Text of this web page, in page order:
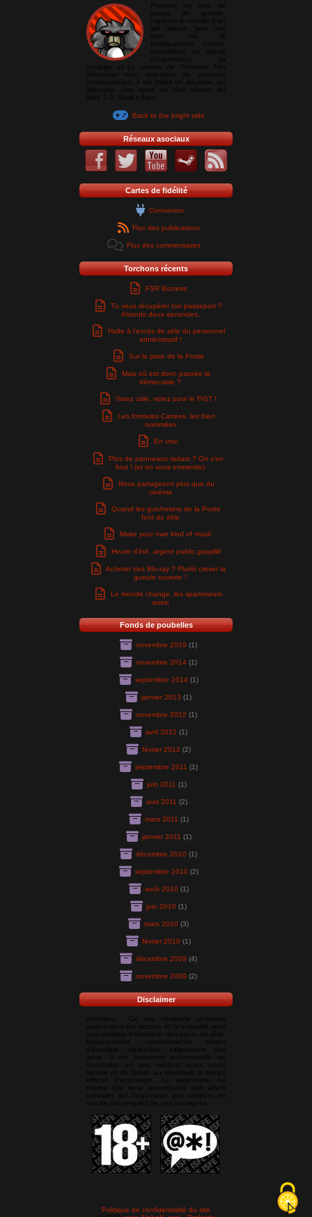
Pousser un max de
croix sur le
d'expression, ça
contestataires, il me fallait un exutoire, un
Back to the bright side
Réseaux asociaux
Cartes de fidélité
Connexion
Flux des publications
Flux des commentaires
Torchons récents
FSR Bizness
Tu veux récupérer ton passeport ?
Attends deux secondes.
Halte à l’excès de zèle du personnel
administratif !
Sur la piste de la Poste
Mais où est donc passée la
démocratie ?
Votez utile, votez pour le FIST !
Les formules Carrées, les bien
nommées
En vrac
Plus de panneaux radars ? On s’en
fout ! (et on vous emmerde)
Nous partageons plus que du
cinéma
Quand les guichetiers de la Poste
font du zèle
Make your own kind of music
Heure d’été, argent public gaspillé
Acheter des Blu-ray ? Plutôt crever la
gueule ouverte !
Le monde change, les spammeurs
aussi
Fonds de poubelles
novembre 2019 (1)
novembre 2014 (1)
septembre 2014(1)
janvier 2013 (1)
novembre 2012 (1)
avril 2012 (1)
février 2012 (2)
septembre 2011 (1)
juin 2011 (1)
avril 2011 (2)
mars 2011 (1)
janvier 2011 (1)
décembre 2010 (1)
septembre 2010(2)
août 2010(1)
juin 2010 (1)
mars 2010 (3)
février 2010 (1)
décembre 2009 (4)
novembre 2009 (2)
Disclaimer
susceptibles d'entrainer des maux de tête,
yeux. Il est fortement recommandé de
lecture et de limiter au maximum le temps
effectif d'exposition. Le webmaster ne
Politique de confidentialité du site